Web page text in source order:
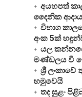
අයහපත්
දෛනික
විභාග
අංක 5ක්
යල
මණ්ඩලය වී
ශ්‍රී
හමුවෙයි
තද සුළං